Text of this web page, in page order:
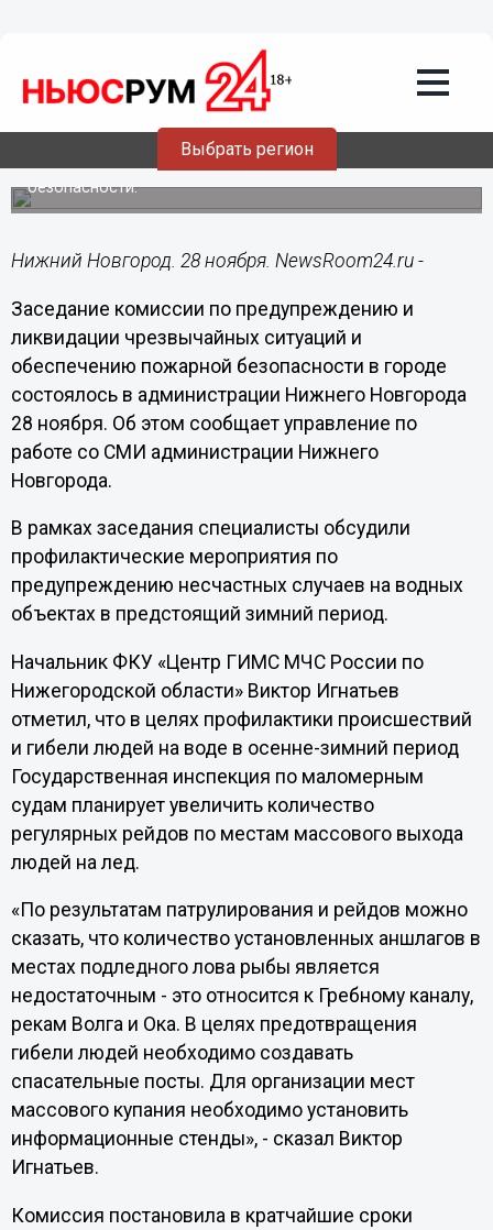
Выбрать регион
Обеспечение безопасности людей на
водных объектах - задача
государственная - Игнатьев
В городской администрации состоялось заседание
комиссии по предупреждению и ликвидации
чрезвычайных ситуаций и обеспечению пожарной
безопасности.
Нижний Новгород. 28 ноября. NewsRoom24.ru -
Заседание комиссии по предупреждению и
ликвидации чрезвычайных ситуаций и
обеспечению пожарной безопасности в городе
состоялось в администрации Нижнего Новгорода
28 ноября. Об этом сообщает управление по
работе со СМИ администрации Нижнего
Новгорода.
В рамках заседания специалисты обсудили
профилактические мероприятия по
предупреждению несчастных случаев на водных
объектах в предстоящий зимний период.
Начальник ФКУ «Центр ГИМС МЧС России по
Нижегородской области» Виктор Игнатьев
отметил, что в целях профилактики происшествий
и гибели людей на воде в осенне-зимний период
Государственная инспекция по маломерным
судам планирует увеличить количество
регулярных рейдов по местам массового выхода
людей на лед.
«По результатам патрулирования и рейдов можно
сказать, что количество установленных аншлагов в
местах подледного лова рыбы является
недостаточным - это относится к Гребному каналу,
рекам Волга и Ока. В целях предотвращения
гибели людей необходимо создавать
спасательные посты. Для организации мест
массового купания необходимо установить
информационные стенды», - сказал Виктор
Игнатьев.
Комиссия постановила в кратчайшие сроки